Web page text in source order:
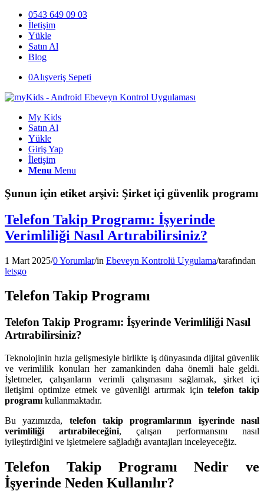
0543 649 09 03
İletişim
Yükle
Satın Al
Blog
0Alışveriş Sepeti
My Kids
Satın Al
Yükle
Giriş Yap
İletişim
Menu Menu
Şunun için etiket arşivi: Şirket içi güvenlik programı
Telefon Takip Programı: İşyerinde
Verimliliği Nasıl Artırabilirsiniz?
1 Mart 2025/0 Yorumlar/in Ebeveyn Kontrolü Uygulama/tarafından
letsgo
Telefon Takip Programı
Telefon Takip Programı: İşyerinde Verimliliği Nasıl
Artırabilirsiniz?
Teknolojinin hızla gelişmesiyle birlikte iş dünyasında dijital güvenlik
ve verimlilik konuları her zamankinden daha önemli hale geldi.
İşletmeler, çalışanların verimli çalışmasını sağlamak, şirket içi
iletişimi optimize etmek ve güvenliği artırmak içintelefon takip
programı kullanmaktadır.
Bu yazımızda, telefon takip programlarının işyerinde nasıl
verimliliği artırabileceğini, çalışan performansını nasıl
iyileştirdiğini ve işletmelere sağladığı avantajları inceleyeceğiz.
Telefon Takip Programı Nedir ve
İşyerinde Neden Kullanılır?